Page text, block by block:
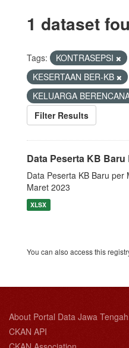
1 dataset
Tags: KONTRASEPSI
KESERTAAN BER-KB
KELUARGA
Filter Results
Data Peserta KB Baru
Data Peserta KB Baru per
Maret 2023
XLSX
You can also access this
About Portal Data Jawa Tengah
CKAN API